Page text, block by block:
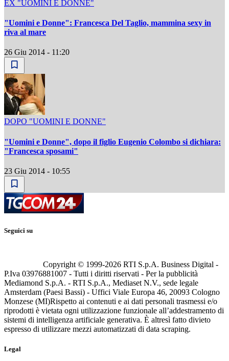
EX "UOMINI E DONNE"
"Uomini e Donne": Francesca Del Taglio, mammina sexy in
riva al mare
26 Giu 2014 - 11:20
DOPO "UOMINI E DONNE"
"Uomini e Donne", dopo il figlio Eugenio Colombo si dichiara:
"Francesca sposami"
23 Giu 2014 - 10:55
Seguici su
Copyright © 1999-2026 RTI S.p.A. Business Digital -
P.Iva 03976881007 - Tutti i diritti riservati - Per la pubblicità
Mediamond S.p.A. - RTI S.p.A., Mediaset N.V., sede legale
Amsterdam (Paesi Bassi) - Uffici Viale Europa 46, 20093 Cologno
Monzese (MI)Rispetto ai contenuti e ai dati personali trasmessi e/o
riprodotti è vietata ogni utilizzazione funzionale all’addestramento di
sistemi di intelligenza artificiale generativa. È altresì fatto divieto
espresso di utilizzare mezzi automatizzati di data scraping.
Legal